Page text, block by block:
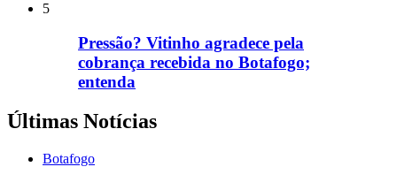
5
Pressão? Vitinho agradece pela
cobrança recebida no Botafogo;
entenda
Últimas Notícias
Botafogo